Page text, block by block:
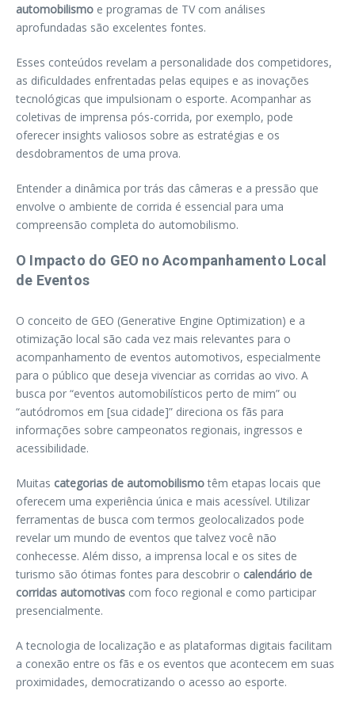
automobilismo e programas de TV com análises
aprofundadas são excelentes fontes.
Esses conteúdos revelam a personalidade dos competidores,
as dificuldades enfrentadas pelas equipes e as inovações
tecnológicas que impulsionam o esporte. Acompanhar as
coletivas de imprensa pós-corrida, por exemplo, pode
oferecer insights valiosos sobre as estratégias e os
desdobramentos de uma prova.
Entender a dinâmica por trás das câmeras e a pressão que
envolve o ambiente de corrida é essencial para uma
compreensão completa do automobilismo.
O Impacto do GEO no Acompanhamento Local
de Eventos
O conceito de GEO (Generative Engine Optimization) e a
otimização local são cada vez mais relevantes para o
acompanhamento de eventos automotivos, especialmente
para o público que deseja vivenciar as corridas ao vivo. A
busca por “eventos automobilísticos perto de mim” ou
“autódromos em [sua cidade]” direciona os fãs para
informações sobre campeonatos regionais, ingressos e
acessibilidade.
Muitas categorias de automobilismotêm etapas locais que
oferecem uma experiência única e mais acessível. Utilizar
ferramentas de busca com termos geolocalizados pode
revelar um mundo de eventos que talvez você não
conhecesse. Além disso, a imprensa local e os sites de
turismo são ótimas fontes para descobrir o calendário de
corridas automotivas com foco regional e como participar
presencialmente.
A tecnologia de localização e as plataformas digitais facilitam
a conexão entre os fãs e os eventos que acontecem em suas
proximidades, democratizando o acesso ao esporte.